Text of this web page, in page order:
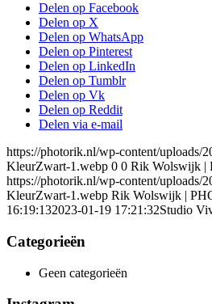
Delen op Facebook
Delen op X
Delen op WhatsApp
Delen op Pinterest
Delen op LinkedIn
Delen op Tumblr
Delen op Vk
Delen op Reddit
Delen via e-mail
https://photorik.nl/wp-content/uploads/
KleurZwart-1.webp 0 0 Rik Wolswijk |
https://photorik.nl/wp-content/uploads/
KleurZwart-1.webp Rik Wolswijk |
16:19:132023-01-19 17:21:32Studio
Categorieën
Geen categorieën